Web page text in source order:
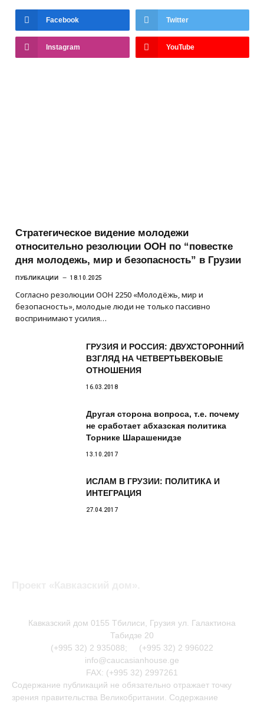
Facebook Twitter
Instagram YouTube
Стратегическое видение молодежи
относительно резолюции ООН по “повестке
дня молодежь, мир и безопасность” в Грузии
ПУБЛИКАЦИИ 18.10.2025
Согласно резолюции ООН 2250 «Молодёжь, мир и
безопасность», молодые люди не только пассивно
воспринимают усилия…
ГРУЗИЯ И РОССИЯ: ДВУХСТОРОННИЙ
ВЗГЛЯД НА ЧЕТВЕРТЬВЕКОВЫЕ
ОТНОШЕНИЯ
16.03.2018
Другая сторона вопроса, т.е. почему
не сработает абхазская политика
Торнике Шарашенидзе
13.10.2017
ИСЛАМ В ГРУЗИИ: ПОЛИТИКА И
ИНТЕГРАЦИЯ
27.04.2017
Кавказский дом 0155 Тбилиси, Грузия ул. Галактиона
Табидзе 20
(+995 32) 2 935088; (+995 32) 2 996022
info@caucasianhouse.ge
FAX: (+995 32) 2997261
Содержание публикаций не обязательно отражает точку
зрения правительства Великобритании. Содержание